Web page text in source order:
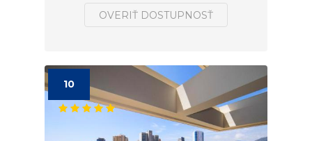
OVERIŤ DOSTUPNOSŤ
10